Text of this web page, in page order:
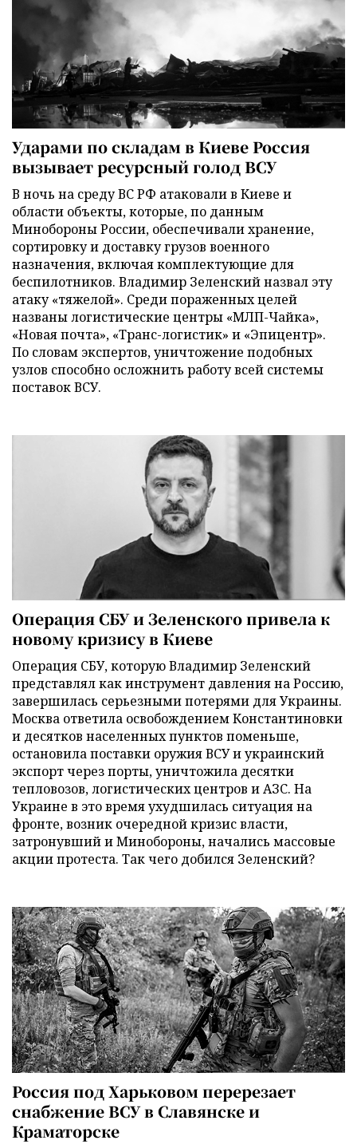
Ударами по складам в Киеве Россия
вызывает ресурсный голод ВСУ
В ночь на среду ВС РФ атаковали в Киеве и
области объекты, которые, по данным
Минобороны России, обеспечивали хранение,
сортировку и доставку грузов военного
назначения, включая комплектующие для
беспилотников. Владимир Зеленский назвал эту
атаку «тяжелой». Среди пораженных целей
названы логистические центры «МЛП-Чайка»,
«Новая почта», «Транс-логистик» и «Эпицентр».
По словам экспертов, уничтожение подобных
узлов способно осложнить работу всей системы
поставок ВСУ.
Операция СБУ и Зеленского привела к
новому кризису в Киеве
Операция СБУ, которую Владимир Зеленский
представлял как инструмент давления на Россию,
завершилась серьезными потерями для Украины.
Москва ответила освобождением Константиновки
и десятков населенных пунктов поменьше,
остановила поставки оружия ВСУ и украинский
экспорт через порты, уничтожила десятки
тепловозов, логистических центров и АЗС. На
Украине в это время ухудшилась ситуация на
фронте, возник очередной кризис власти,
затронувший и Минобороны, начались массовые
акции протеста. Так чего добился Зеленский?
Россия под Харьковом перерезает
снабжение ВСУ в Славянске и
Краматорске